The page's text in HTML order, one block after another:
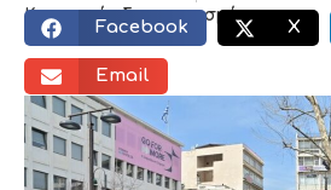
Κοινωνικός διαμοιρασμός:
Facebook X
Email